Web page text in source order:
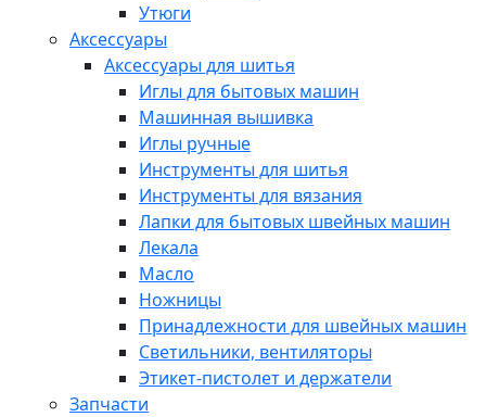
Утюги
Аксессуары
Аксессуары для шитья
Иглы для бытовых машин
Машинная вышивка
Иглы ручные
Инструменты для шитья
Инструменты для вязания
Лапки для бытовых швейных машин
Лекала
Масло
Ножницы
Принадлежности для швейных машин
Светильники, вентиляторы
Этикет-пистолет и держатели
Запчасти